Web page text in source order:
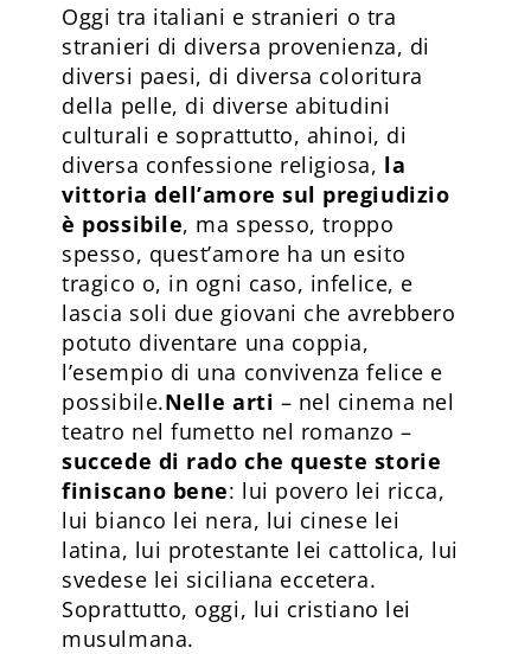
Oggi tra italiani e stranieri o tra
stranieri di diversa provenienza, di
diversi paesi, di diversa coloritura
della pelle, di diverse abitudini
culturali e soprattutto, ahinoi, di
diversa confessione religiosa, la
vittoria dell’amore sul pregiudizio
è possibile, ma spesso, troppo
spesso, quest’amore ha un esito
tragico o, in ogni caso, infelice, e
lascia soli due giovani che avrebbero
potuto diventare una coppia,
l’esempio di una convivenza felice e
possibile.Nelle arti – nel cinema nel
teatro nel fumetto nel romanzo –
succede di rado che queste storie
finiscano bene: lui povero lei ricca,
lui bianco lei nera, lui cinese lei
latina, lui protestante lei cattolica, lui
svedese lei siciliana eccetera.
Soprattutto, oggi, lui cristiano lei
musulmana.